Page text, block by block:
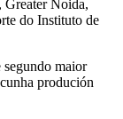
Noida,
do Instituto de
maior
produción